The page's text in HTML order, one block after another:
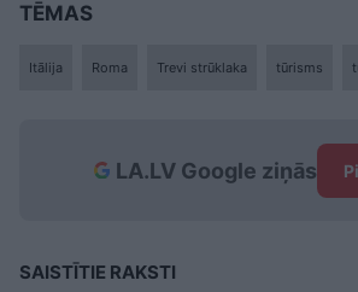
TĒMAS
Itālija Roma Trevi strūklaka tūrisms
LA.LV Google ziņās
SAISTĪTIE RAKSTI